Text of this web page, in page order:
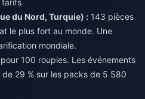
tarifs
du Nord, Turquie) : 143 pièces
le plus fort au monde. Une
mondiale.
100 roupies. Les événements
29 % sur les packs de 5 580